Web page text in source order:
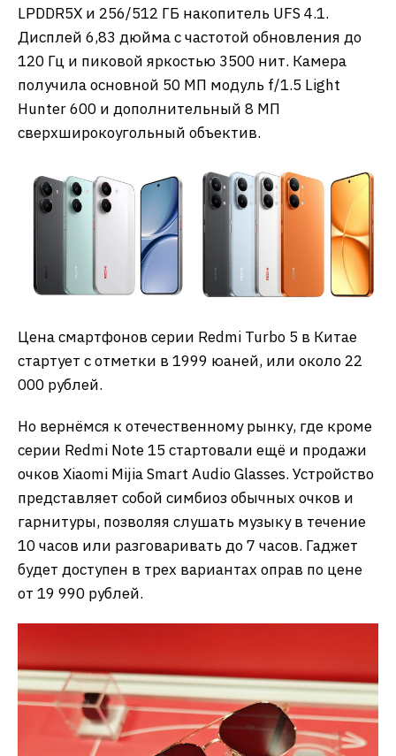
LPDDR5X и 256/512 ГБ накопитель UFS 4.1.
Дисплей 6,83 дюйма с частотой обновления до
120 Гц и пиковой яркостью 3500 нит. Камера
получила основной 50 МП модуль f/1.5 Light
Hunter 600 и дополнительный 8 МП
сверхширокоугольный объектив.
Цена смартфонов серии Redmi Turbo 5 в Китае
стартует с отметки в 1999 юаней, или около 22
000 рублей.
Но вернёмся к отечественному рынку, где кроме
серии Redmi Note 15 стартовали ещё и продажи
очков Xiaomi Mijia Smart Audio Glasses. Устройство
представляет собой симбиоз обычных очков и
гарнитуры, позволяя слушать музыку в течение
10 часов или разговаривать до 7 часов. Гаджет
будет доступен в трех вариантах оправ по цене
от 19 990 рублей.